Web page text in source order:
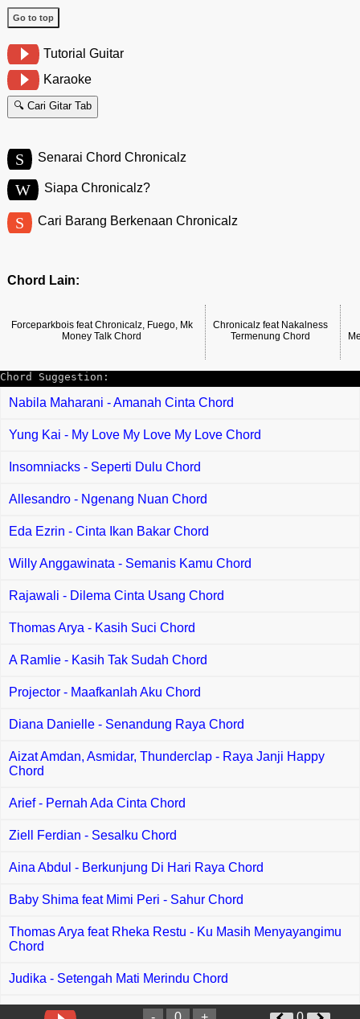
Go to top
Tutorial Guitar
Karaoke
🔍 Cari Gitar Tab
S Senarai Chord Chronicalz
W Siapa Chronicalz?
S Cari Barang Berkenaan Chronicalz
Chord Lain:
Forceparkbois feat Chronicalz, Fuego, Mk
Money Talk Chord
Chronicalz feat Nakalness
Termenung Chord
Chord Suggestion:
Nabila Maharani - Amanah Cinta Chord
Yung Kai - My Love My Love My Love Chord
Insomniacks - Seperti Dulu Chord
Allesandro - Ngenang Nuan Chord
Eda Ezrin - Cinta Ikan Bakar Chord
Willy Anggawinata - Semanis Kamu Chord
Rajawali - Dilema Cinta Usang Chord
Thomas Arya - Kasih Suci Chord
A Ramlie - Kasih Tak Sudah Chord
Projector - Maafkanlah Aku Chord
Diana Danielle - Senandung Raya Chord
Aizat Amdan, Asmidar, Thunderclap - Raya Janji Happy
Chord
Arief - Pernah Ada Cinta Chord
Ziell Ferdian - Sesalku Chord
Aina Abdul - Berkunjung Di Hari Raya Chord
Baby Shima feat Mimi Peri - Sahur Chord
Thomas Arya feat Rheka Restu - Ku Masih Menyayangimu
Chord
Judika - Setengah Mati Merindu Chord
Shatirah Amanda - Pasrah Pada Mu Chord